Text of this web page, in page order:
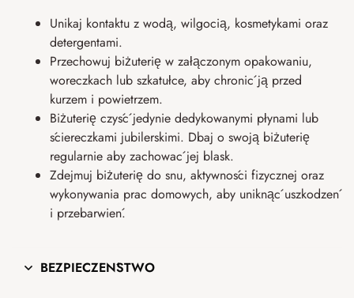
Unikaj kontaktu z wodą, wilgocią, kosmetykami oraz
detergentami.
Przechowuj biżuterię w załączonym opakowaniu,
woreczkach lub szkatułce, aby chronić ją przed
kurzem i powietrzem.
Biżuterię czyść jedynie dedykowanymi płynami lub
ściereczkami jubilerskimi. Dbaj o swoją biżuterię
regularnie aby zachować jej blask.
Zdejmuj biżuterię do snu, aktywności fizycznej oraz
wykonywania prac domowych, aby uniknąć uszkodzeń
i przebarwień.
BEZPIECZEŃSTWO